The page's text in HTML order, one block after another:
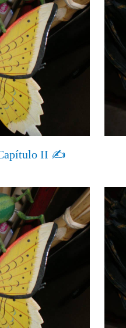
II ✍